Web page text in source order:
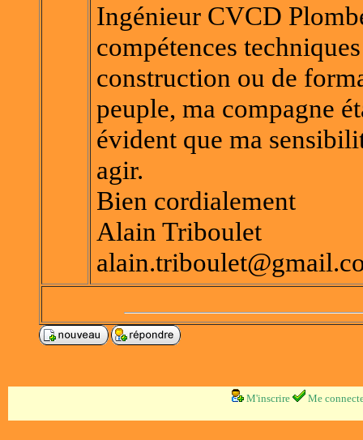
Ingénieur CVCD
compétences
construction ou de
peuple, ma compagne
évident que ma
agir.
Bien cordialement
Alain Triboulet
M'inscrire Me